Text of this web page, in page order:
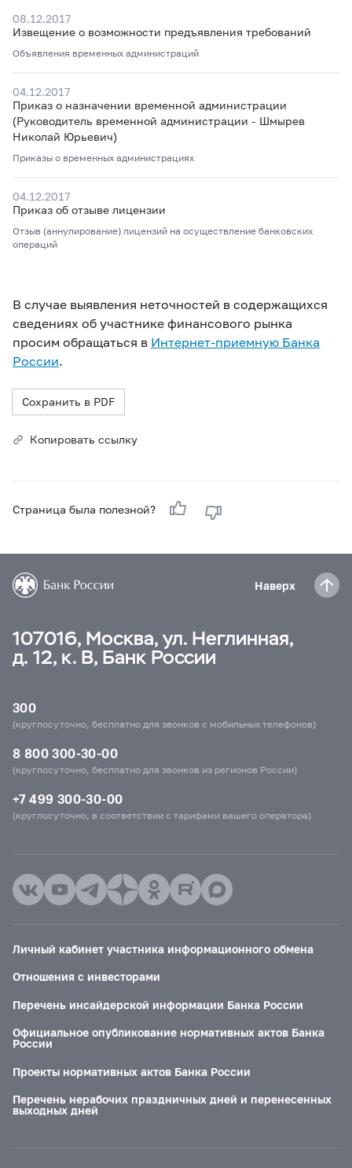
08.12.2017
Извещение о возможности предъявления требований
Объявления временных администраций
04.12.2017
Приказ о назначении временной администрации
(Руководитель временной администрации - Шмырев
Николай Юрьевич)
Приказы о временных администрациях
04.12.2017
Приказ об отзыве лицензии
Отзыв (аннулирование) лицензий на осуществление банковских
операций
В случае выявления неточностей в содержащихся
сведениях об участнике финансового рынка
просим обращаться в Интернет-приемную Банка
России.
Сохранить в PDF
Копировать ссылку
Страница была полезной?
Наверх
107016, Москва, ул. Неглинная,
д. 12, к. В, Банк России
300
(круглосуточно, бесплатно для звонков с мобильных телефонов)
8 800 300-30-00
(круглосуточно, бесплатно для звонков из регионов России)
+7 499 300-30-00
(круглосуточно, в соответствии с тарифами вашего оператора)
Личный кабинет участника информационного обмена
Отношения с инвесторами
Перечень инсайдерской информации Банка России
Официальное опубликование нормативных актов Банка
России
Проекты нормативных актов Банка России
Перечень нерабочих праздничных дней и перенесенных
выходных дней